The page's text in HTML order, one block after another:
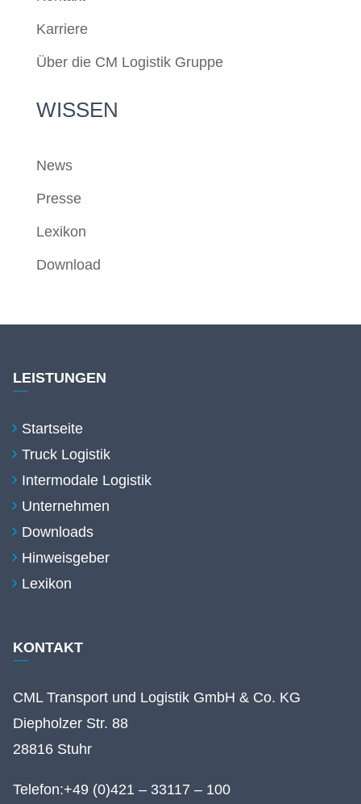
Karriere
Über die CM Logistik Gruppe
WISSEN
News
Presse
Lexikon
Download
LEISTUNGEN
Startseite
Truck Logistik
Intermodale Logistik
Unternehmen
Downloads
Hinweisgeber
Lexikon
KONTAKT
CML Transport und Logistik GmbH & Co. KG
Diepholzer Str. 88
28816 Stuhr
Telefon:+49 (0)421 – 33117 – 100